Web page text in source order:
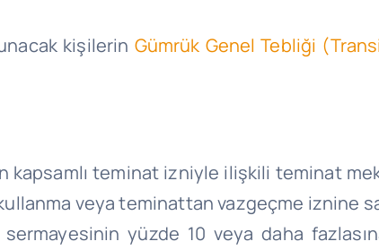
kişilerin Gümrük Genel Tebliği
teminat izniyle ilişkili teminat
veya teminattan vazgeçme iznine
yüzde 10 veya daha